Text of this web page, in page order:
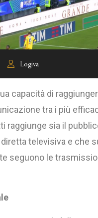
Logiva
capacità di
tra i più
sia il
televisiva e che
seguono le